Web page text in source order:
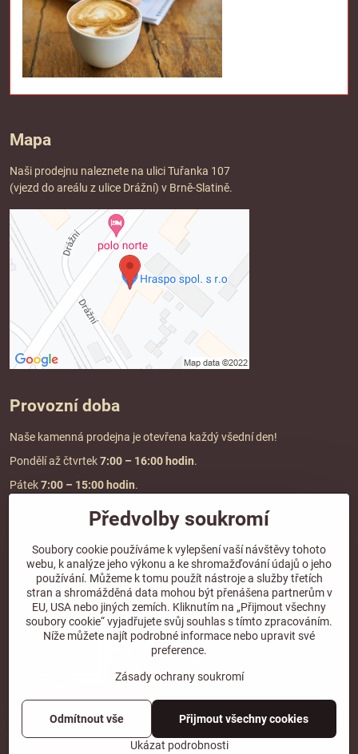
Mapa
Naši prodejnu naleznete na ulici Tuřanka 107
(vjezd do areálu z ulice Drážní) v Brně-Slatině.
Provozní doba
Naše kamenná prodejna je otevřena každý všední den!
Pondělí až čtvrtek7:00 – 16:00 hodin.
Pátek7:00 – 15:00 hodin.
Doprava a platba
DOPRAVA ZDARMA
při objednávce nad2000 Kč vč. DPH.
*Nevztahuje se na paletovou přepravu.
©2026CopyrightPředvolby soukromíZásady ochrany soukromí
Předvolby soukromí
Soubory cookie používáme k vylepšení vaší návštěvy tohoto
webu, k analýze jeho výkonu a ke shromažďování údajů o jeho
používání. Můžeme k tomu použít nástroje a služby třetích
stran a shromážděná data mohou být přenášena partnerům v
EU, USA nebo jiných zemích. Kliknutím na „Přijmout všechny
soubory cookie“ vyjadřujete svůj souhlas s tímto zpracováním.
Níže můžete najít podrobné informace nebo upravit své
preference.
Zásady ochrany soukromí
Ukázat podrobnosti
Přijmout všechny cookies
Odmítnout vše